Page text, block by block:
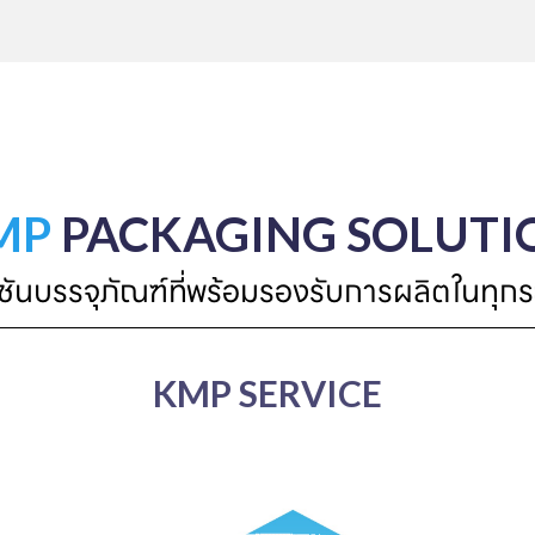
PACKAGING
นบรรจุภัณฑ์ที่พร้อมรองรับการผลิตในทุก
KMP SERVICE